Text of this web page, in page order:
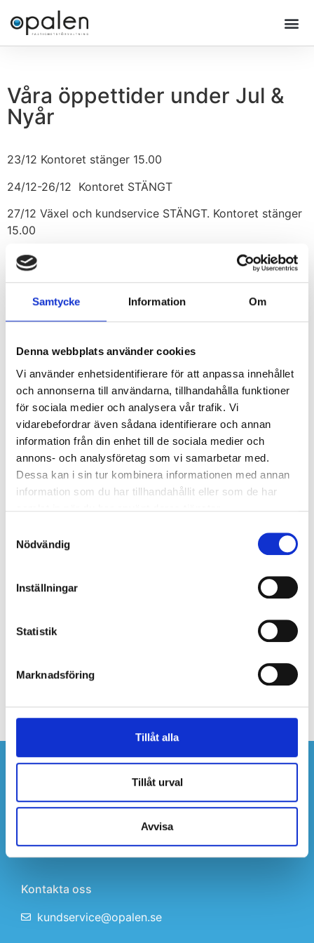
Samtycke Information Om
Denna webbplats använder cookies
Vi använder enhetsidentifierare för att anpassa innehållet
och annonserna till användarna, tillhandahålla funktioner
för sociala medier och analysera vår trafik. Vi
vidarebefordrar även sådana identifierare och annan
information från din enhet till de sociala medier och
annons- och analysföretag som vi samarbetar med.
Dessa kan i sin tur kombinera informationen med annan
information som du har tillhandahållit eller som de har
Nödvändig
Inställningar
Statistik
Marknadsföring
Tillåt alla
Tillåt urval
Avvisa
Våra öppettider under Jul &
Nyår
23/12 Kontoret stänger 15.00
24/12-26/12 Kontoret STÄNGT
27/12 Växel och kundservice STÄNGT. Kontoret stänger
15.00
30/12 Kontoret stänger 15.00
31/12 Kontoret STÄNGT
1/1 2025 Kontoret STÄNGT
Vid akuta ärenden hänvisar vi till informationstavlorna i
er trappuppgång.
Vi önskar våra hyresgäster en riktigt God Jul och ett
Gott Nytt År!
NÄSTA
Aktiv fastighetsförvaltning i Göteborg med
Integritetspolicy
Kontakta oss
kundservice@opalen.se